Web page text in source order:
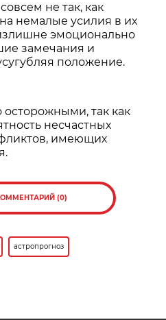
не так, как
немалые усилия в их
эмоционально
замечания и
положение.
осторожными, так как
несчастных
имеющих
(0)
астропрогноз